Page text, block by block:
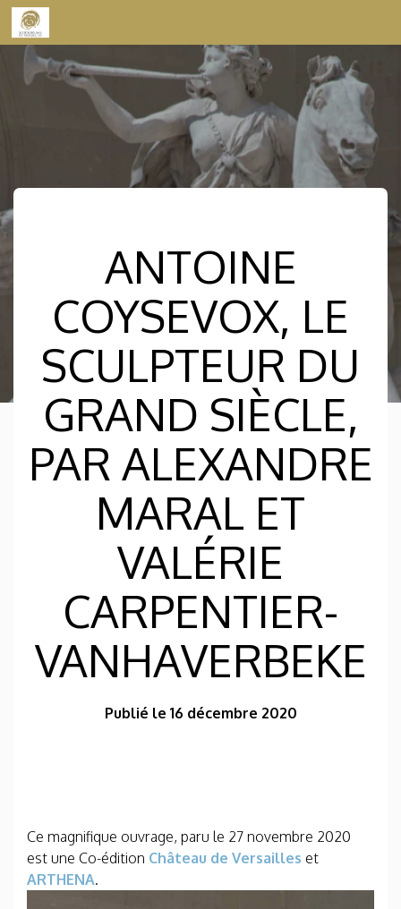
Skip to content
ANTOINE
COYSEVOX, LE
SCULPTEUR DU
GRAND SIÈCLE,
PAR ALEXANDRE
MARAL ET
VALÉRIE
CARPENTIER-
VANHAVERBEKE
Publié le 16 décembre 2020
Ce magnifique ouvrage, paru le 27 novembre 2020
est une Co-édition Château de Versailles et
ARTHENA.